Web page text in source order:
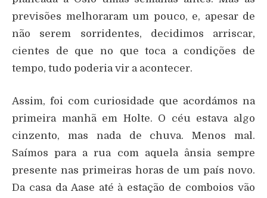
previsões melhoraram um pouco, e, apesar de
não serem sorridentes, decidimos arriscar,
cientes de que no que toca a condições de
tempo, tudo poderia vir a acontecer.
Assim, foi com curiosidade que acordámos na
primeira manhã em Holte. O céu estava algo
cinzento, mas nada de chuva. Menos mal.
Saímos para a rua com aquela ânsia sempre
presente nas primeiras horas de um país novo.
Da casa da Aase até à estação de comboios vão